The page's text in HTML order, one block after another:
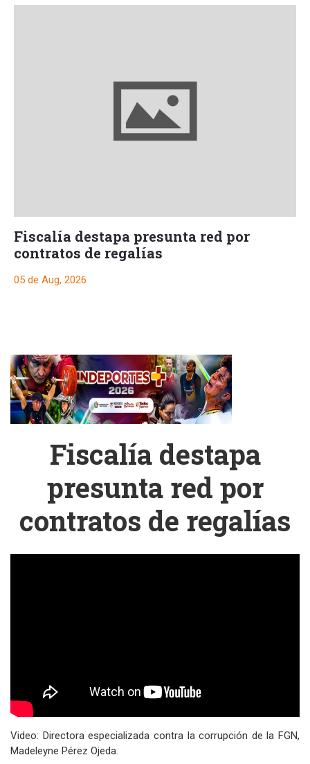
Fiscalía destapa presunta red por
contratos de regalías
05 de Aug, 2026
Fiscalía destapa
presunta red por
contratos de regalías
Video: Directora especializada contra la corrupción de la FGN,
Madeleyne Pérez Ojeda.